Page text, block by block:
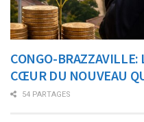
CONGO-BRAZZAVILLE:
CŒUR DU NOUVEAU
54 PARTAGES